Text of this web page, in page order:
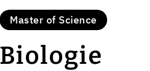
Master of Science
Biologie